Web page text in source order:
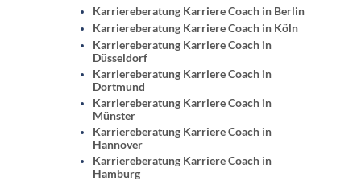
Karriereberatung Karriere Coach in Berlin
Karriereberatung Karriere Coach in Köln
Karriereberatung Karriere Coach in
Düsseldorf
Karriereberatung Karriere Coach in
Dortmund
Karriereberatung Karriere Coach in
Münster
Karriereberatung Karriere Coach in
Hannover
Karriereberatung Karriere Coach in
Hamburg